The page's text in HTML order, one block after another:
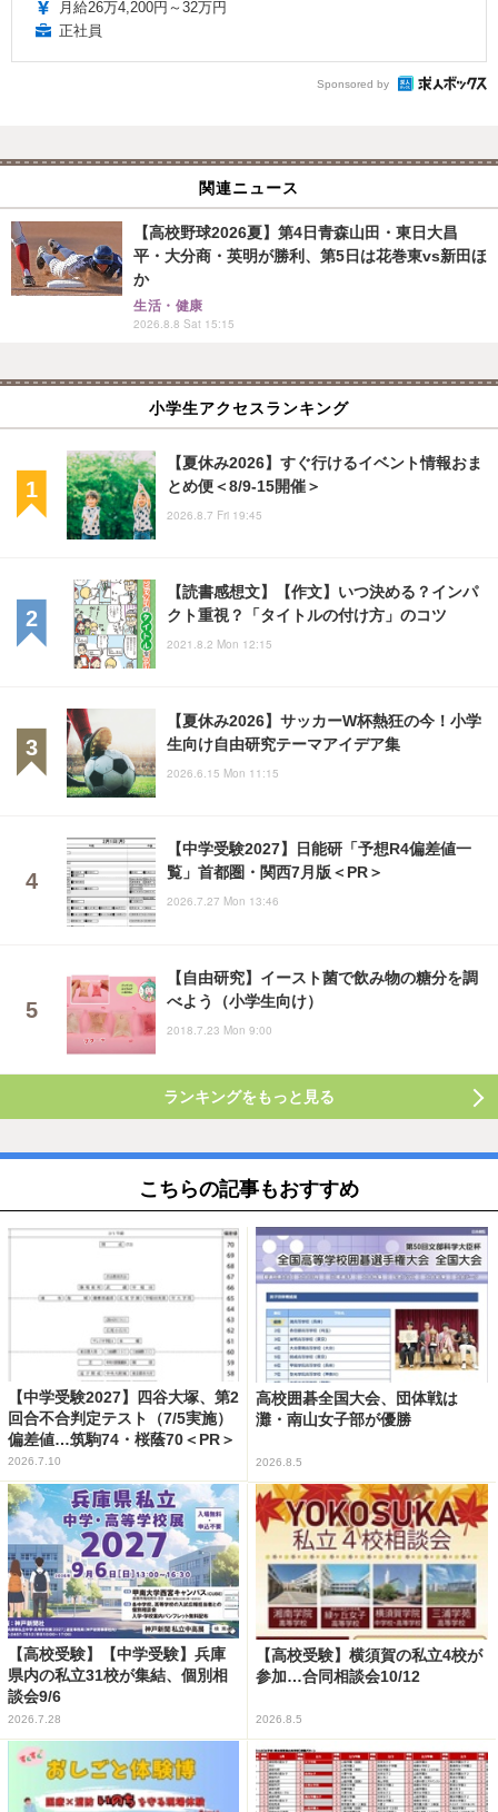
月給26万4,200円～32万円
正社員
Sponsored by
関連ニュース
【高校野球2026夏】第4日青森山田・東日大昌
平・大分商・英明が勝利、第5日は花巻東vs新田ほ
か
生活・健康
2026.8.8 Sat 15:15
小学生アクセスランキング
【夏休み2026】すぐ行けるイベント情報おま
とめ便＜8/9-15開催＞
2026.8.7 Fri 19:45
【読書感想文】【作文】いつ決める？インパ
クト重視？「タイトルの付け方」のコツ
2021.8.2 Mon 12:15
【夏休み2026】サッカーW杯熱狂の今！小学
生向け自由研究テーマアイデア集
2026.6.15 Mon 11:15
【中学受験2027】日能研「予想R4偏差値一
覧」首都圏・関西7月版＜PR＞
2026.7.27 Mon 13:46
【自由研究】イースト菌で飲み物の糖分を調
べよう（小学生向け）
2018.7.23 Mon 9:00
ランキングをもっと見る
こちらの記事もおすすめ
【中学受験2027】四谷大塚、第2
回合不合判定テスト（7/5実施）
偏差値…筑駒74・桜蔭70＜PR＞
2026.7.10
高校囲碁全国大会、団体戦は
灘・南山女子部が優勝
2026.8.5
【高校受験】【中学受験】兵庫
県内の私立31校が集結、個別相
談会9/6
2026.7.28
【高校受験】横須賀の私立4校が
参加…合同相談会10/12
2026.8.5